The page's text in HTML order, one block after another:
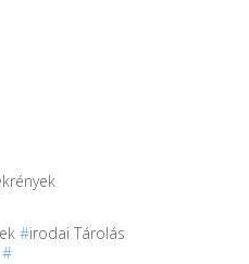
#irodai Tárolás
#